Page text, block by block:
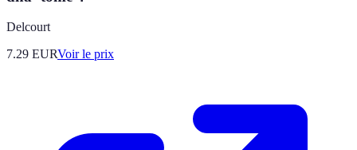
Delcourt
7.29 EURVoir le prix